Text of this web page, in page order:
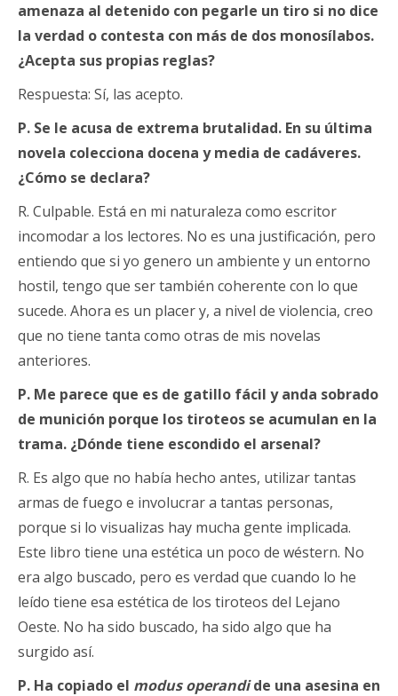
amenaza al detenido con pegarle un tiro si no dice
la verdad o contesta con más de dos monosílabos.
¿Acepta sus propias reglas?
Respuesta: Sí, las acepto.
P. Se le acusa de extrema brutalidad. En su última
novela colecciona docena y media de cadáveres.
¿Cómo se declara?
R. Culpable. Está en mi naturaleza como escritor
incomodar a los lectores. No es una justificación, pero
entiendo que si yo genero un ambiente y un entorno
hostil, tengo que ser también coherente con lo que
sucede. Ahora es un placer y, a nivel de violencia, creo
que no tiene tanta como otras de mis novelas
anteriores.
P. Me parece que es de gatillo fácil y anda sobrado
de munición porque los tiroteos se acumulan en la
trama. ¿Dónde tiene escondido el arsenal?
R. Es algo que no había hecho antes, utilizar tantas
armas de fuego e involucrar a tantas personas,
porque si lo visualizas hay mucha gente implicada.
Este libro tiene una estética un poco de wéstern. No
era algo buscado, pero es verdad que cuando lo he
leído tiene esa estética de los tiroteos del Lejano
Oeste. No ha sido buscado, ha sido algo que ha
surgido así.
P. Ha copiado el modus operandide una asesina en